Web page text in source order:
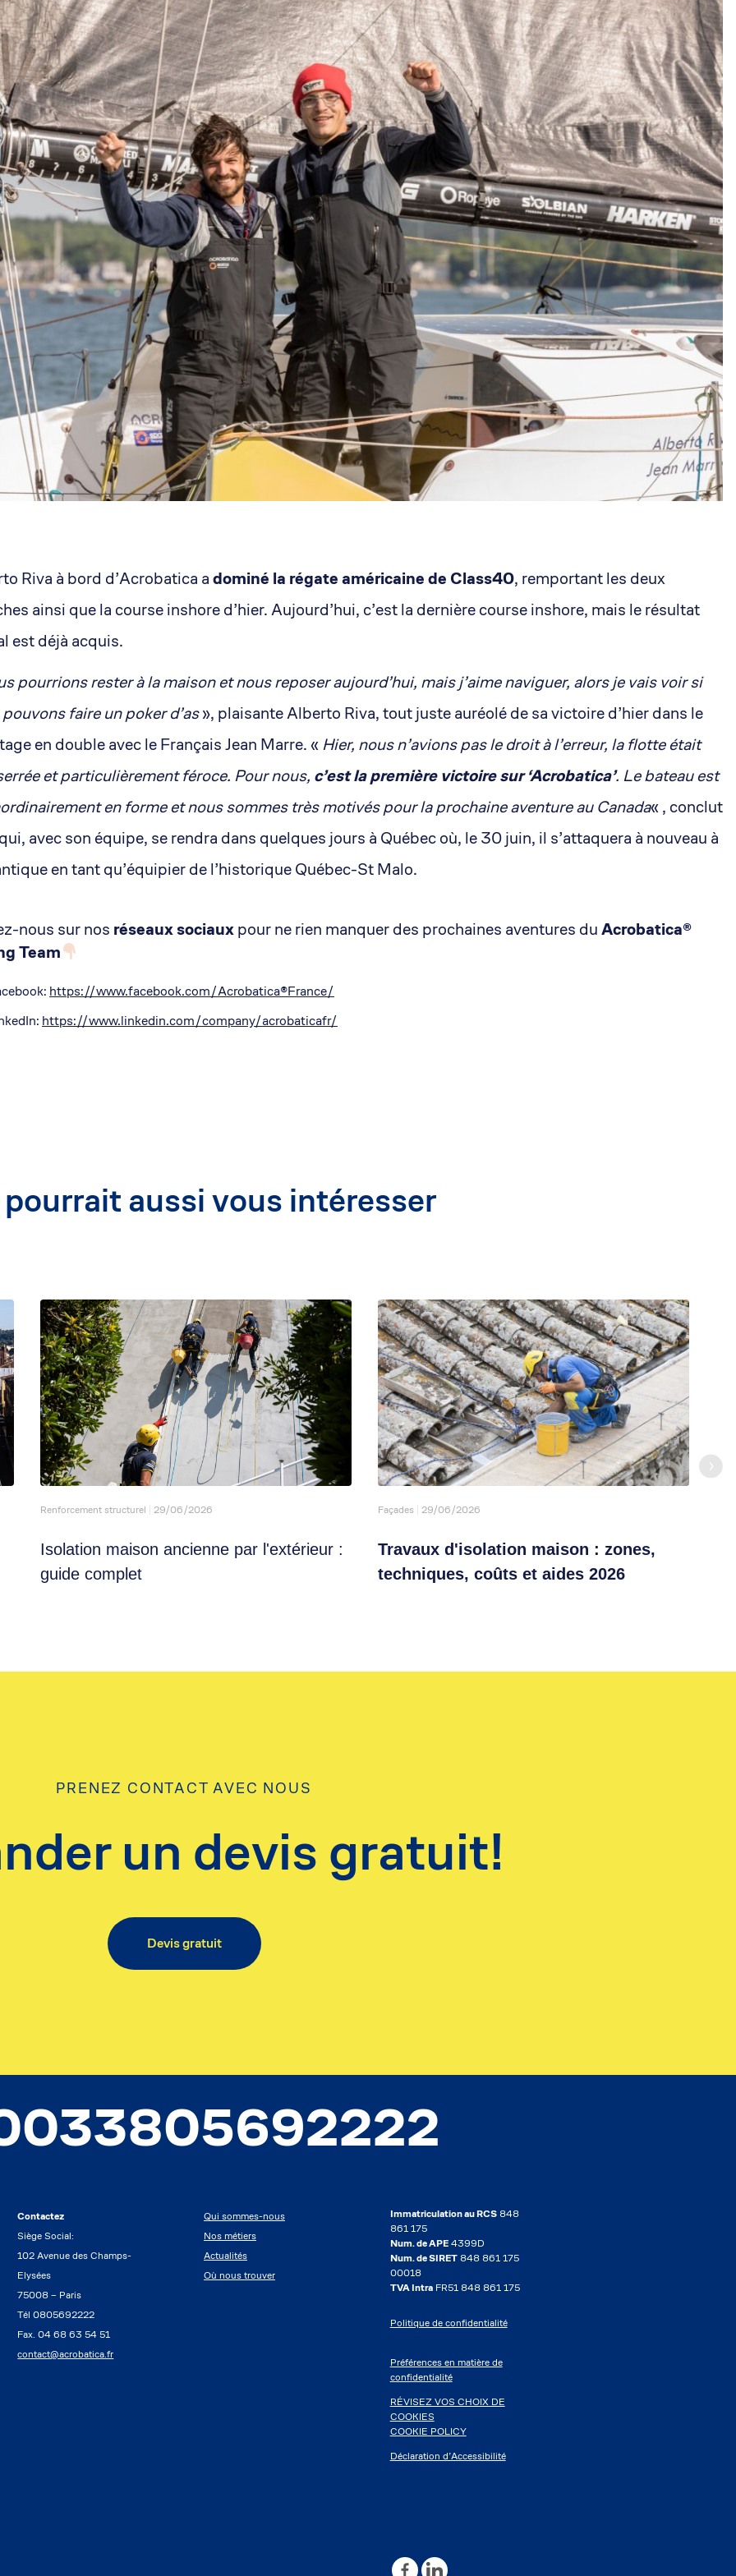
Siège Social:
102 Avenue des Champs-Elysées
75008 – Paris
Bureau Direction Générale:
2, Avenue Lucien VIDIE
66600 Rivesaltes
Tél 04 68 52 88 15 – Fax. 04 68 63
54 51
Riva à bord d’Acrobatica a dominé la régate américaine de Class40, remportant les deux
ainsi que la course inshore d’hier. Aujourd’hui, c’est la dernière course inshore, mais le résultat
est déjà acquis.
pourrions rester à la maison et nous reposer aujourd’hui, mais j’aime naviguer, alors je vais voir si
faire un poker d’as», plaisante Alberto Riva, tout juste auréolé de sa victoire d’hier dans le
en double avec le Français Jean Marre. «Hier, nous n’avions pas le droit à l’erreur, la flotte était
et particulièrement féroce. Pour nous, c’est la première victoire sur ‘Acrobatica’. Le bateau est
en forme et nous sommes très motivés pour la prochaine aventure au Canada« , conclut
avec son équipe, se rendra dans quelques jours à Québec où, le 30 juin, il s’attaquera à nouveau à
en tant qu’équipier de l’historique Québec-St Malo.
nous sur nos réseaux sociaux pour ne rien manquer des prochaines aventures du Acrobatica®
Team
https://www.facebook.com/Acrobatica®France/
https://www.linkedin.com/company/acrobaticafr/
aussi vous intéresser
Renforcement structurel 29/06/2026
Isolation maison ancienne par l'extérieur :
guide complet
Façades 29/06/2026
Travaux d'isolation maison : zones,
techniques, coûts et aides 2026
PRENEZ CONTACT AVEC NOUS
un devis gratuit!
Devis gratuit
Contactez
Siège Social:
102 Avenue des Champs-
Elysées
75008 – Paris
Tél 0805692222
Fax. 04 68 63 54 51
contact@acrobatica.fr
Qui sommes-nous
Nos métiers
Actualités
Où nous trouver
Immatriculation au RCS848
861 175
Num. de APE4399D
Num. de SIRET848 861 175
00018
TVA IntraFR51 848 861 175
Politique de confidentialité
Préférences en matière de
confidentialité
RÉVISEZ VOS CHOIX DE
COOKIES
COOKIE POLICY
Déclaration d’Accessibilité